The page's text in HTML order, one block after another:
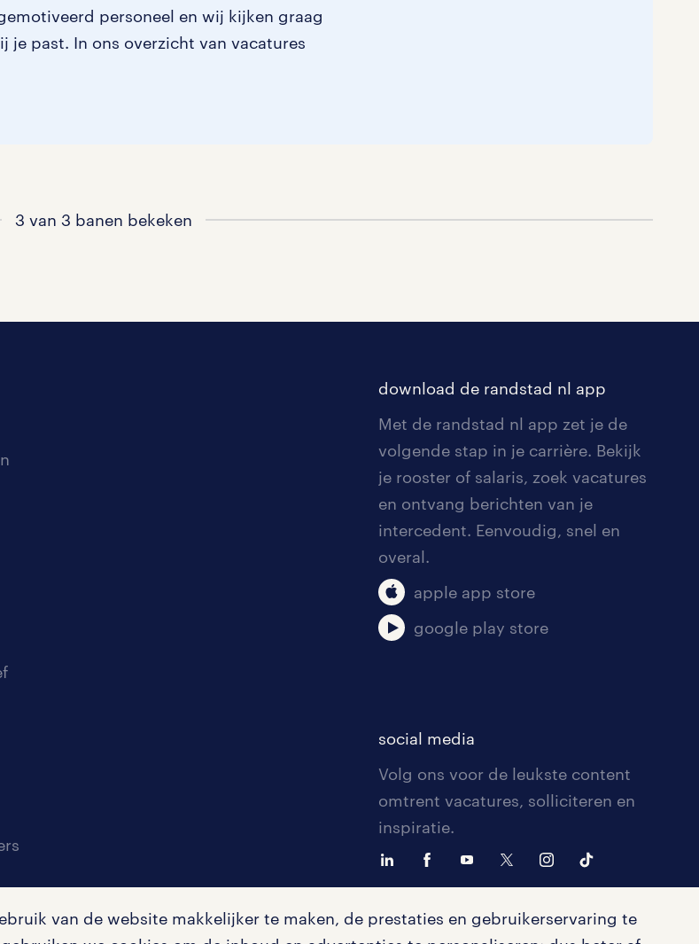
van de website makkelijker te maken, de prestaties en gebruikerservaring te
personeel en wij kijken graag
je past. In ons overzicht van vacatures
3 van 3 banen bekeken
download de randstad nl app
Met de randstad nl app zet je de
volgende stap in je carrière. Bekijk
je rooster of salaris, zoek vacatures
en ontvang berichten van je
intercedent. Eenvoudig, snel en
overal.
apple app store
google play store
social media
Volg ons voor de leukste content
omtrent vacatures, solliciteren en
inspiratie.